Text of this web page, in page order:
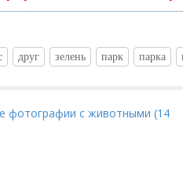
друг зелень парк парка
фотографии с животными (14